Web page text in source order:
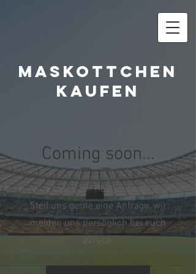
Maskottchen
kaufen
Coming soon...
Fragen zur Kostümkauf?
Stell uns gerne eine Anfrage, wir
melden uns persönlich bei euch
zurück.